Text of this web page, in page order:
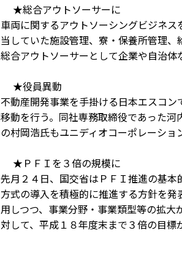
★総合アウトソーサーに
車両に関するアウトソーシングビジネ
当していた施設管理、寮・保養所管理
総合アウトソーサーとして企業や自治
★役員異動
不動産開発事業を手掛ける日本エスコ
移動を行う。同社専務取締役であった
の村岡浩氏もユニディオコーポレーショ
★ＰＦＩを３倍の規模に
先月２４日、国交省はＰＦＩ推進の基
方式の導入を積極的に推進する方針を
用しつつ、事業分野・事業類型等の拡
対して、平成１８年度末まで３倍の目標